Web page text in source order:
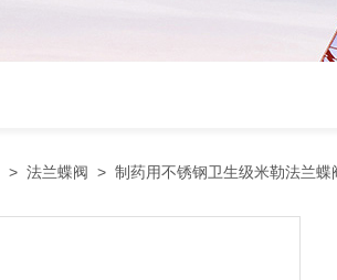
> 法兰蝶阀 > 制药用不锈钢卫生级米勒法兰蝶